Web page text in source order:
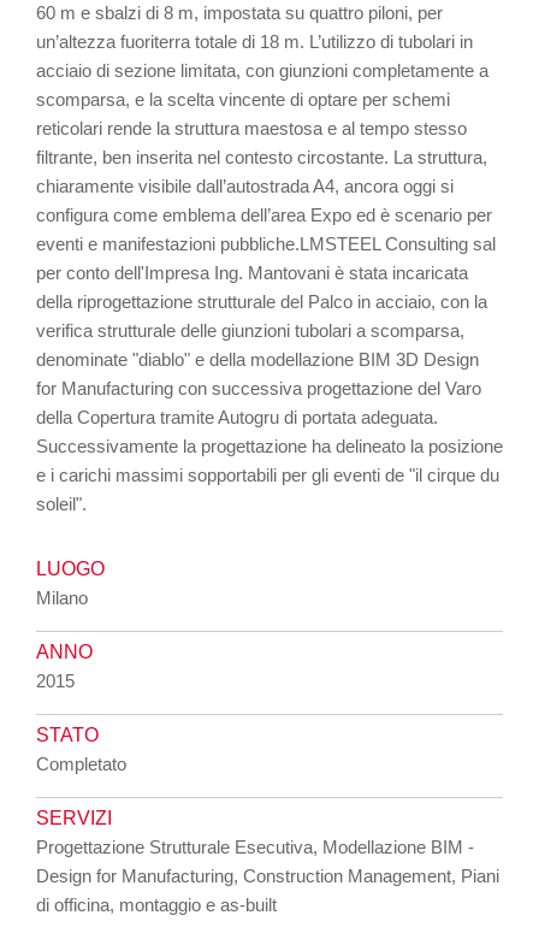
60 m e sbalzi di 8 m, impostata su quattro piloni, per
un’altezza fuoriterra totale di 18 m. L’utilizzo di tubolari in
acciaio di sezione limitata, con giunzioni completamente a
scomparsa, e la scelta vincente di optare per schemi
reticolari rende la struttura maestosa e al tempo stesso
filtrante, ben inserita nel contesto circostante. La struttura,
chiaramente visibile dall’autostrada A4, ancora oggi si
configura come emblema dell’area Expo ed è scenario per
eventi e manifestazioni pubbliche.LMSTEEL Consulting sal
per conto dell'Impresa Ing. Mantovani è stata incaricata
della riprogettazione strutturale del Palco in acciaio, con la
verifica strutturale delle giunzioni tubolari a scomparsa,
denominate "diablo" e della modellazione BIM 3D Design
for Manufacturing con successiva progettazione del Varo
della Copertura tramite Autogru di portata adeguata.
Successivamente la progettazione ha delineato la posizione
e i carichi massimi sopportabili per gli eventi de "il cirque du
soleil".
LUOGO
Milano
ANNO
2015
STATO
Completato
SERVIZI
Progettazione Strutturale Esecutiva, Modellazione BIM -
Design for Manufacturing, Construction Management, Piani
di officina, montaggio e as-built